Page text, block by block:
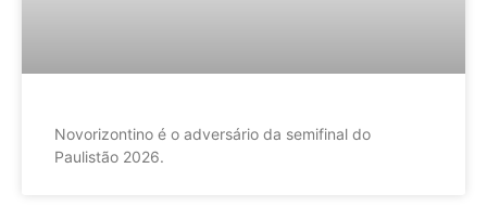
Novorizontino é o adversário da semifinal do
Paulistão 2026.